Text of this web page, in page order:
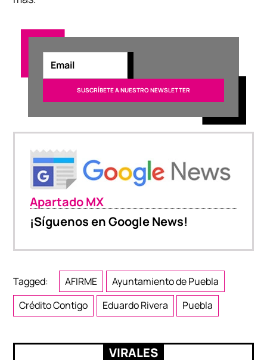
Apartado MX
¡Síguenos en Google News!
Tagged: AFIRME
Ayuntamiento de Puebla
Crédito Contigo
Eduardo Rivera Puebla
VIRALES